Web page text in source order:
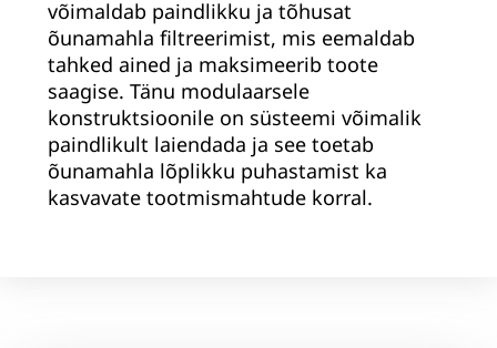
võimaldab paindlikku ja tõhusat
õunamahla filtreerimist, mis eemaldab
tahked ained ja maksimeerib toote
saagise. Tänu modulaarsele
konstruktsioonile on süsteemi võimalik
paindlikult laiendada ja see toetab
õunamahla lõplikku puhastamist ka
kasvavate tootmismahtude korral.